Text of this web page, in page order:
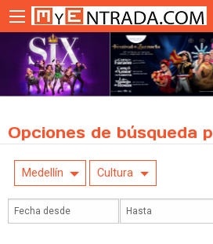
Opciones de búsqueda
Medellín Cultura